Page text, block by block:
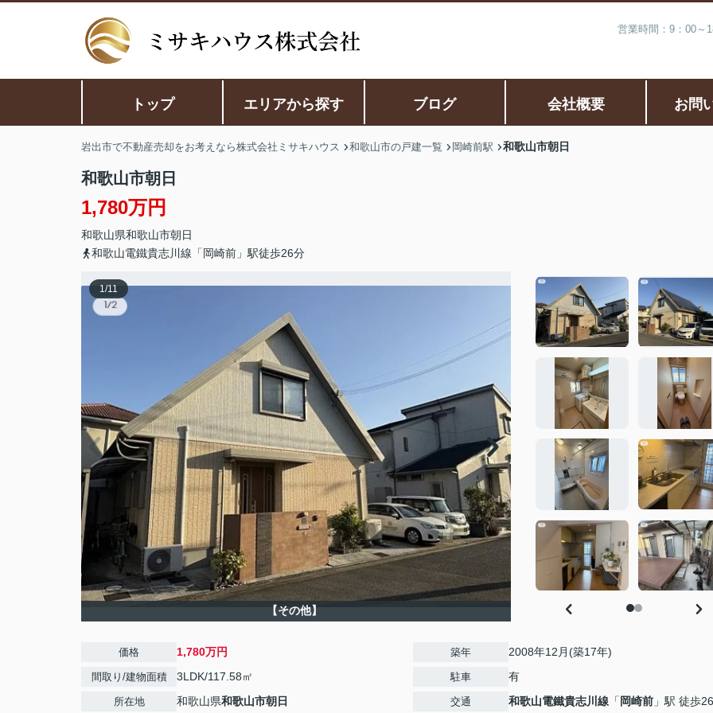
営業時間：9：00～
トップ エリアから探す ブログ 会社概要 お問
岩出市で不動産売却をお考えなら株式会社ミサキハウス 和歌山市の戸建一覧 岡崎前駅 和歌山市朝日
和歌山市朝日
1,780万円
和歌山県和歌山市朝日
和歌山電鐵貴志川線「岡崎前」駅徒歩26分
1/11
【その他】
価格 1,780万円
間取り/建物面積 3LDK/117.58㎡
所在地 和歌山県和歌山市朝日
築年 2008年12月(築17年)
駐車 有
交通 和歌山電鐵貴志川線 「 岡崎前 」駅 徒歩